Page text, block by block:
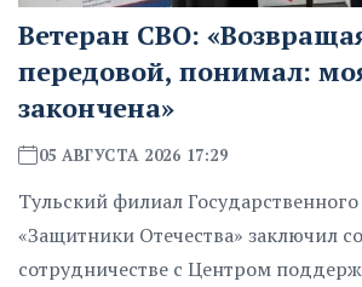
Ветеран СВО:
передовой, понимал:
закончена»
05 АВГУСТА 2026 17:29
Тульский филиал
«Защитники Отечества» заключил
сотрудничестве с Центром